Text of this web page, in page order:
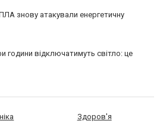
знову атакували енергетичну
години відключатимуть світло: це
Здоров'я